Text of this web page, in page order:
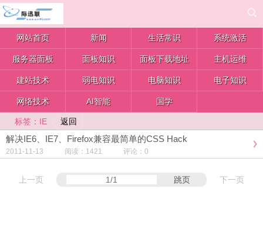
网站首页 新闻 生活常识 系统激活
服务器面板 面板知识 面板下载地址 主机运维
建站技术 弱电知识 电脑知识 电子知识
网络技术 AI智能 国学
返回
标签：IE
解决IE6、IE7、Firefox兼容最简单的CSS Hack
2011-11-13 阅读：1421 评论：0
上一页 跳页 下一页